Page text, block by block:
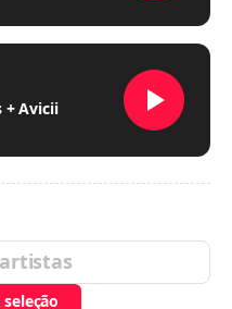
+ Avicii